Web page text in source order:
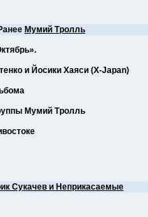
Мумий Тролль
и Йосики Хаяси (X-Japan)
Мумий Тролль
Сукачев и Неприкасаемые